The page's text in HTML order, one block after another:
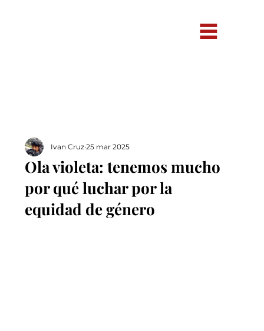
Ola violeta: tenemos mucho
por qué luchar por la
equidad de género
Ivan Cruz 25 mar 2025